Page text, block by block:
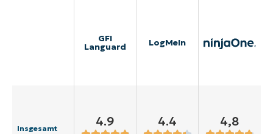
GFI
Languard LogMeIn
Insgesamt 4.9 4.4 4,8